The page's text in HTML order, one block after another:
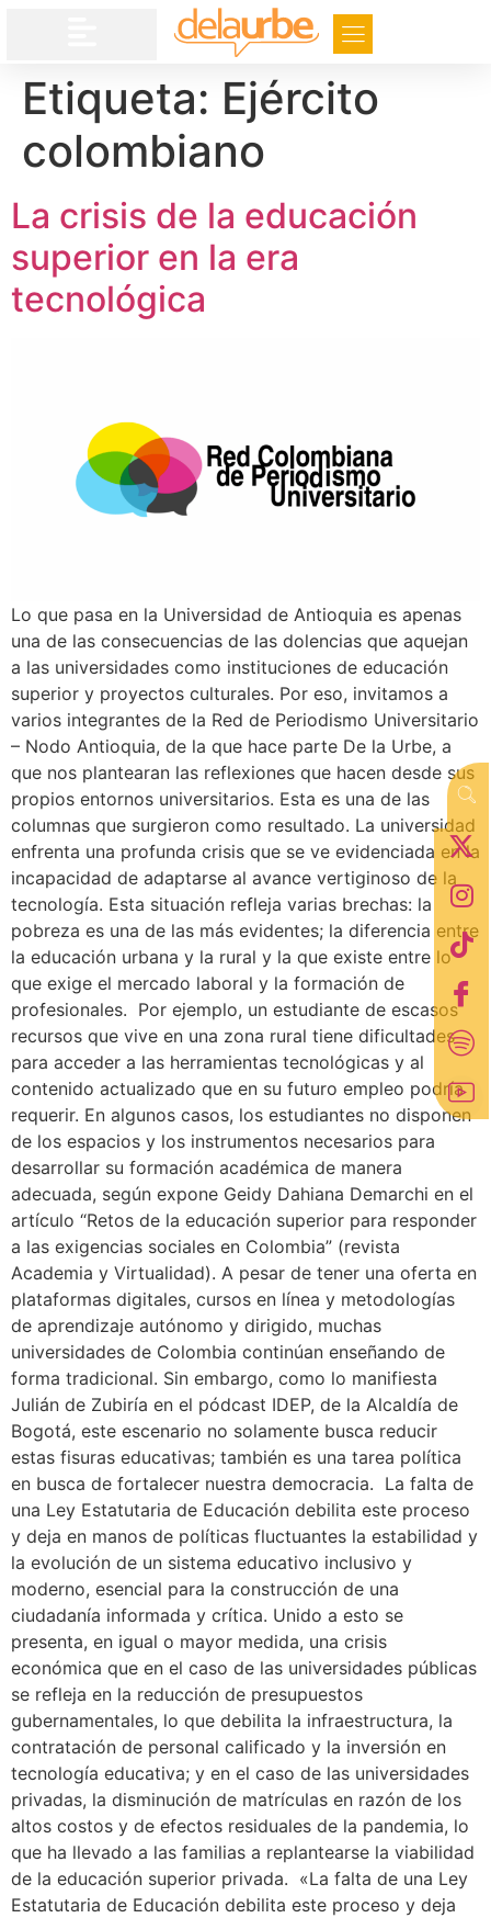
Etiqueta: Ejército
colombiano
La crisis de la educación
superior en la era
tecnológica
Lo que pasa en la Universidad de Antioquia es apenas
una de las consecuencias de las dolencias que aquejan
a las universidades como instituciones de educación
superior y proyectos culturales. Por eso, invitamos a
varios integrantes de la Red de Periodismo Universitario
– Nodo Antioquia, de la que hace parte De la Urbe, a
que nos plantearan las reflexiones que hacen desde sus
propios entornos universitarios. Esta es una de las
columnas que surgieron como resultado. La universidad
enfrenta una profunda crisis que se ve evidenciada en la
incapacidad de adaptarse al avance vertiginoso de la
tecnología. Esta situación refleja varias brechas: la
pobreza es una de las más evidentes; la diferencia entre
la educación urbana y la rural y la que existe entre lo
que exige el mercado laboral y la formación de
profesionales. Por ejemplo, un estudiante de escasos
recursos que vive en una zona rural tiene dificultades
para acceder a las herramientas tecnológicas y al
contenido actualizado que en su futuro empleo podría
requerir. En algunos casos, los estudiantes no disponen
de los espacios y los instrumentos necesarios para
desarrollar su formación académica de manera
adecuada, según expone Geidy Dahiana Demarchi en el
artículo “Retos de la educación superior para responder
a las exigencias sociales en Colombia” (revista
Academia y Virtualidad). A pesar de tener una oferta en
plataformas digitales, cursos en línea y metodologías
de aprendizaje autónomo y dirigido, muchas
universidades de Colombia continúan enseñando de
forma tradicional. Sin embargo, como lo manifiesta
Julián de Zubiría en el pódcast IDEP, de la Alcaldía de
Bogotá, este escenario no solamente busca reducir
estas fisuras educativas; también es una tarea política
en busca de fortalecer nuestra democracia. La falta de
una Ley Estatutaria de Educación debilita este proceso
y deja en manos de políticas fluctuantes la estabilidad y
la evolución de un sistema educativo inclusivo y
moderno, esencial para la construcción de una
ciudadanía informada y crítica. Unido a esto se
presenta, en igual o mayor medida, una crisis
económica que en el caso de las universidades públicas
se refleja en la reducción de presupuestos
gubernamentales, lo que debilita la infraestructura, la
contratación de personal calificado y la inversión en
tecnología educativa; y en el caso de las universidades
privadas, la disminución de matrículas en razón de los
altos costos y de efectos residuales de la pandemia, lo
que ha llevado a las familias a replantearse la viabilidad
de la educación superior privada. «La falta de una Ley
Estatutaria de Educación debilita este proceso y deja